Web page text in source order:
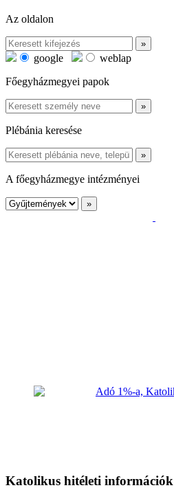
Az oldalon
google
weblap
Főegyházmegyei papok
Plébánia keresése
A főegyházmegye intézményei
Katolikus hitéleti információk